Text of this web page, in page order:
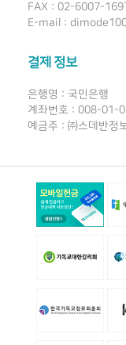
FAX : 02-6007-
E-mail :
결제 정보
은행명 : 국민은행
계좌번호 : 008-01-
예금주 : ㈜스데반정